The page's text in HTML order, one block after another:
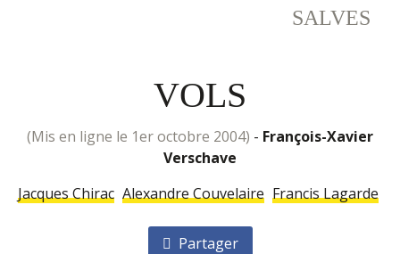
SALVES
VOLS
(mis en ligne le 1er octobre 2004) - François-Xavier
Verschave
Jacques Chirac Alexandre Couvelaire Francis Lagarde
Partager